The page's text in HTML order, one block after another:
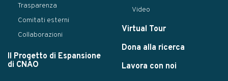
Trasparenza
Comitati esterni
Collaborazioni
Il Progetto di Espansione
di CNAO
Video
Virtual Tour
Dona alla ricerca
Lavora con noi